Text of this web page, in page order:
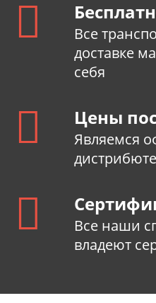
Все
доставке
себя
Цены
Являемся
Все наши
владеют